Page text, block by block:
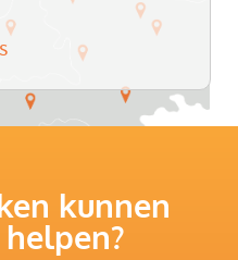
kunnen